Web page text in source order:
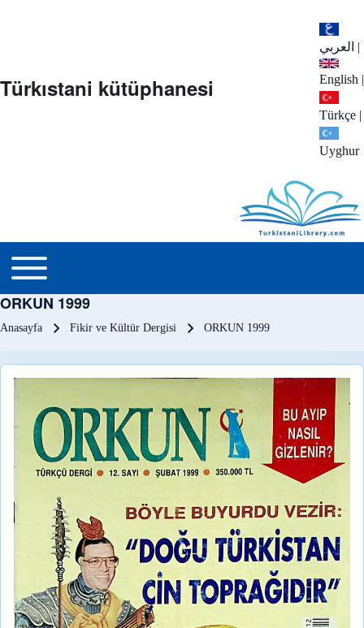
العربي |
English |
Türkçe |
Uyghur
Türkıstani kütüphanesi
menu_tr
Toggle main menu
ORKUN 1999
Sayfa yolu
Anasayfa Fikir ve Kültür Dergisi ORKUN 1999